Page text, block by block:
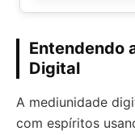
Entendendo
Digital
A mediunidade
com espíritos